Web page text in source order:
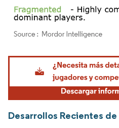
Imagen © Mordor Intelligence. El uso
Desarrollos Recientes